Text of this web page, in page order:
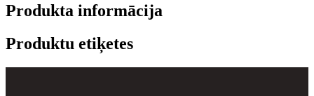
Produkta informācija
Produktu etiķetes